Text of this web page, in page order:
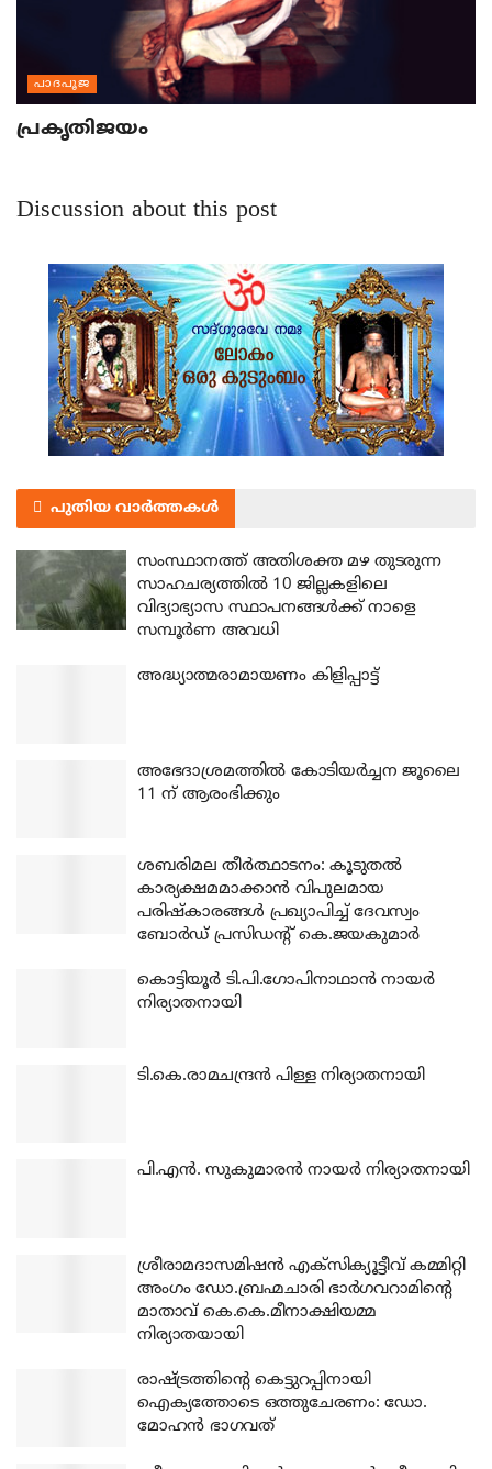
പാദപൂജ
പ്രകൃതിജയം
Discussion about this post
പുതിയ വാർത്തകൾ
സംസ്ഥാനത്ത് അതിശക്ത മഴ തുടരുന്ന
സാഹചര്യത്തിൽ 10 ജില്ലകളിലെ
വിദ്യാഭ്യാസ സ്ഥാപനങ്ങൾക്ക് നാളെ
സമ്പൂർണ അവധി
അദ്ധ്യാത്മരാമായണം കിളിപ്പാട്ട്
അഭേദാശ്രമത്തില്‍ കോടിയര്‍ച്ചന ജൂലൈ
11 ന് ആരംഭിക്കും
ശബരിമല തീര്‍ത്ഥാടനം: കൂടുതല്‍
കാര്യക്ഷമമാക്കാന്‍ വിപുലമായ
പരിഷ്‌കാരങ്ങള്‍ പ്രഖ്യാപിച്ച് ദേവസ്വം
ബോര്‍ഡ് പ്രസിഡന്റ് കെ.ജയകുമാര്‍
കൊട്ടിയൂര്‍ ടി.പി.ഗോപിനാഥാന്‍ നായര്‍
നിര്യാതനായി
ടി.കെ.രാമചന്ദ്രന്‍ പിള്ള നിര്യാതനായി
പി.എന്‍. സുകുമാരന്‍ നായര്‍ നിര്യാതനായി
ശ്രീരാമദാസമിഷന്‍ എക്‌സിക്യൂട്ടീവ് കമ്മിറ്റി
അംഗം ഡോ.ബ്രഹ്മചാരി ഭാര്‍ഗവറാമിന്റെ
മാതാവ് കെ.കെ.മീനാക്ഷിയമ്മ
നിര്യാതയായി
രാഷ്ട്രത്തിന്റെ കെട്ടുറപ്പിനായി
ഐക്യത്തോടെ ഒത്തുചേരണം: ഡോ.
മോഹന്‍ ഭാഗവത്